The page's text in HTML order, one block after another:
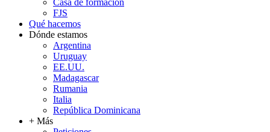
Casa de formación
FJS
Qué hacemos
Dónde estamos
Argentina
Uruguay
EE.UU.
Madagascar
Rumania
Italia
República Dominicana
+ Más